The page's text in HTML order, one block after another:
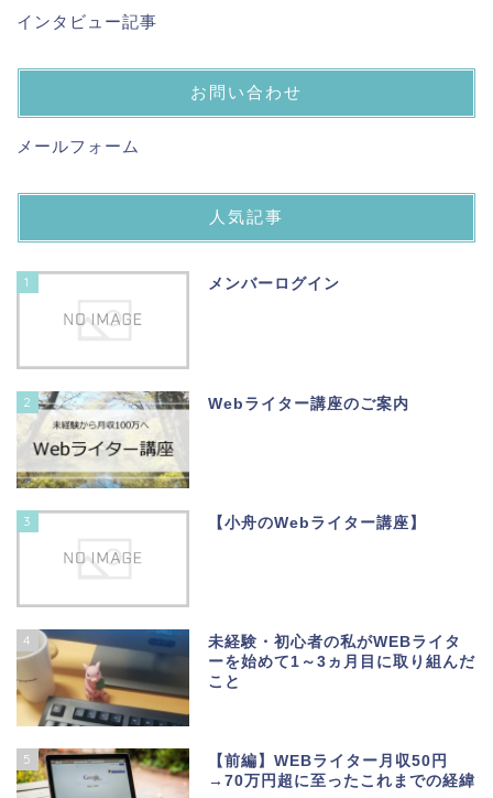
インタビュー記事
お問い合わせ
メールフォーム
人気記事
1 メンバーログイン
2 Webライター講座のご案内
3 【小舟のWebライター講座】
4
未経験・初心者の私がWEBライタ
ーを始めて1～3ヵ月目に取り組んだ
こと
5
【前編】WEBライター月収50円
→70万円超に至ったこれまでの経緯